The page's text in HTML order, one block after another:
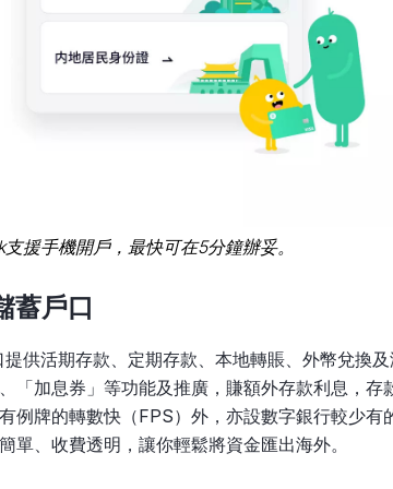
援手機開戶，最快可在5分鐘辦妥。
蓄戶口
供活期存款、定期存款、本地轉賬、外幣兌換
「加息券」等功能及推廣，賺額外存款利息，存
例牌的轉數快（FPS）外，亦設數字銀行較少
單、收費透明，讓你輕鬆將資金匯出海外。